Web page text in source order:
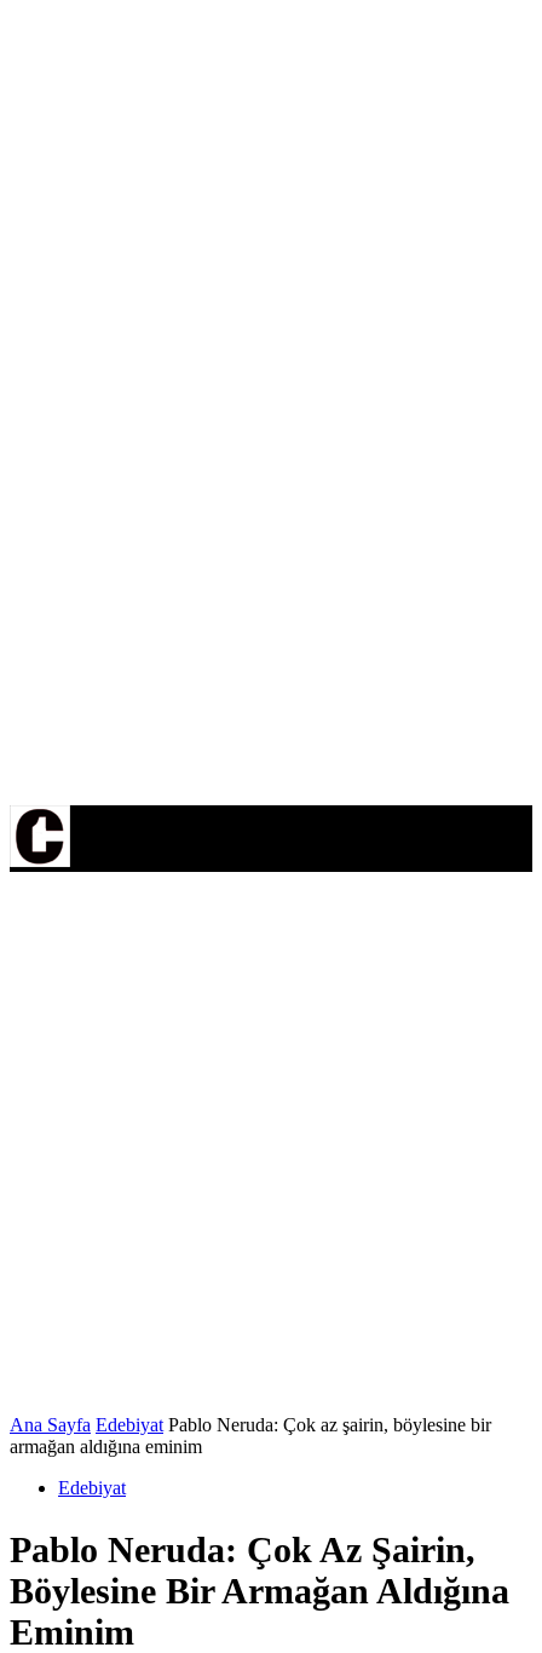
Ana Sayfa Edebiyat Pablo Neruda: Çok az şairin, böylesine bir
armağan aldığına eminim
Edebiyat
Pablo Neruda: Çok Az Şairin,
Böylesine Bir Armağan Aldığına
Eminim